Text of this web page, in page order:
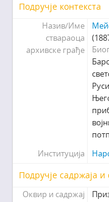
Подручје контекста
Назив/Име
ствараоца
архивске грађе
Институција
Подручје садржаја и
Оквир и садржај